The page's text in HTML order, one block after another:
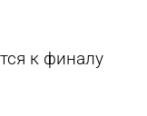
к финалу